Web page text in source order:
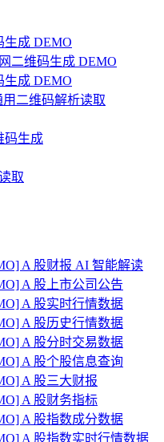
生成 DEMO
二维码生成 DEMO
生成 DEMO
二维码解析读取
码生成
取
A 股财报 AI 智能解读
A 股上市公司公告
A 股实时行情数据
A 股历史行情数据
A 股分时交易数据
A 股个股信息查询
A 股三大财报
A 股财务指标
A 股指数成分数据
A 股指数实时行情数据